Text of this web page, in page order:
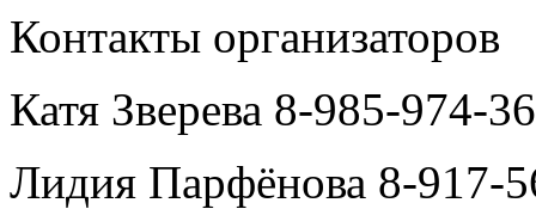
Контакты организаторов
Катя Зверева 8-985-974-
Лидия Парфёнова 8-917-